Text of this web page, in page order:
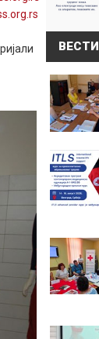
.org .rs
ВЕСТИ